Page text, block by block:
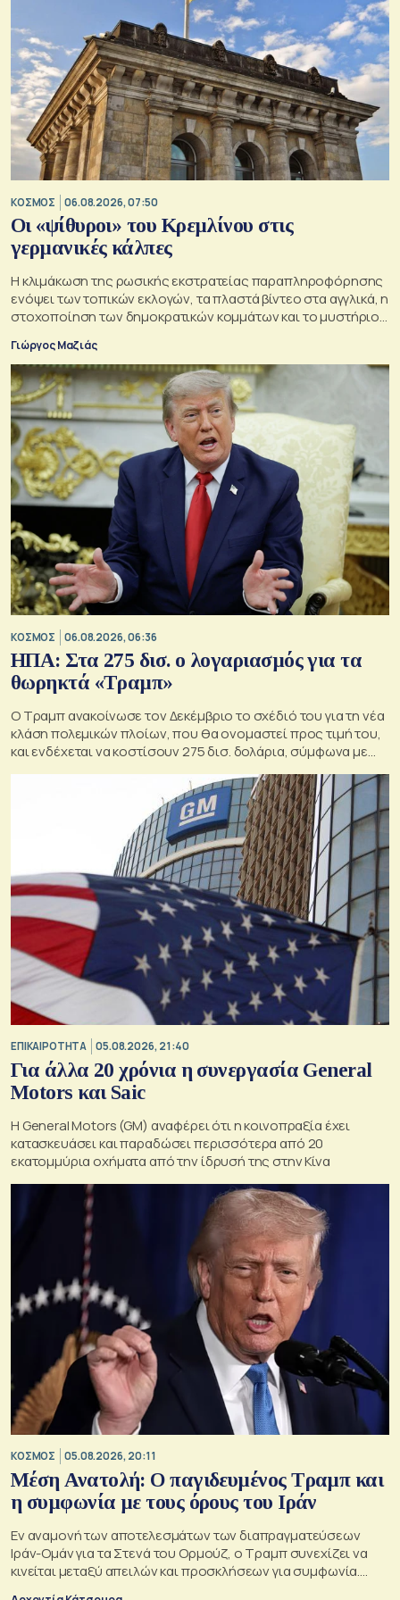
ΚΟΣΜΟΣ 06.08.2026, 07:50
Οι «ψίθυροι» του Κρεμλίνου στις
γερμανικές κάλπες
Η κλιμάκωση της ρωσικής εκστρατείας παραπληροφόρησης
ενόψει των τοπικών εκλογών, τα πλαστά βίντεο στα αγγλικά, η
στοχοποίηση των δημοκρατικών κομμάτων και το μυστήριο
Γιώργος Μαζιάς
ΚΟΣΜΟΣ 06.08.2026, 06:36
ΗΠΑ: Στα 275 δισ. ο λογαριασμός για τα
θωρηκτά «Τραμπ»
Ο Τραμπ ανακοίνωσε τον Δεκέμβριο το σχέδιό του για τη νέα
κλάση πολεμικών πλοίων, που θα ονομαστεί προς τιμή του,
και ενδέχεται να κοστίσουν 275 δισ. δολάρια, σύμφωνα με
ΕΠΙΚΑΙΡΟΤΗΤΑ 05.08.2026, 21:40
Για άλλα 20 χρόνια η συνεργασία General
Motors και Saic
Η General Motors (GM) αναφέρει ότι η κοινοπραξία έχει
κατασκευάσει και παραδώσει περισσότερα από 20
εκατομμύρια οχήματα από την ίδρυσή της στην Κίνα
ΚΟΣΜΟΣ 05.08.2026, 20:11
Μέση Ανατολή: Ο παγιδευμένος Τραμπ και
η συμφωνία με τους όρους του Ιράν
Εν αναμονή των αποτελεσμάτων των διαπραγματεύσεων
Ιράν-Ομάν για τα Στενά του Ορμούζ, ο Τραμπ συνεχίζει να
κινείται μεταξύ απειλών και προσκλήσεων για συμφωνία.